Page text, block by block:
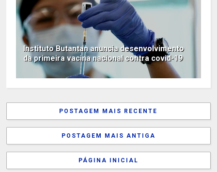
Instituto Butantan anuncia desenvolvimento
da primeira vacina nacional contra covid-19
POSTAGEM MAIS RECENTE
POSTAGEM MAIS ANTIGA
PÁGINA INICIAL